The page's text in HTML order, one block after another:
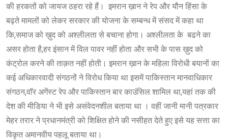
की हरकतों को जायज ठहरा रहे हैं। इमरान ख़ान ने रेप और यौन हिंसा के
बढ़ते मामलों को लेकर सरकार की योजना के सम्बन्ध में संसद में कहा था
कि,समाज को ख़ुद को अश्लीलता से बचाना होगा। अश्लीलता के बढने का
असर होता है,हर इंसान में विल पावर नहीं होता और सभी के पास ख़ुद को
कंट्रोल करने की ताक़त नहीं होती। इमरान ख़ान के महिला विरोधी बयानों का
कई अधिकारवादी संगठनों ने विरोध किया था इसमें पाकिस्तान मानवाधिकार
संगठन,वॉर अगेंस्ट रेप और पाकिस्तान बार काउंसिल शामिल था,यहां तक की
देश की मीडिया ने भी इसे असंवेदनशील बताया था । वहीं जानी मानी पत्रकार
मेहर तरार ने प्रधानमंत्री को शिक्षित होने की नसीहत देते हुए इसे यह सत्ता का
विकृत अमानवीय पहलू बताया था।